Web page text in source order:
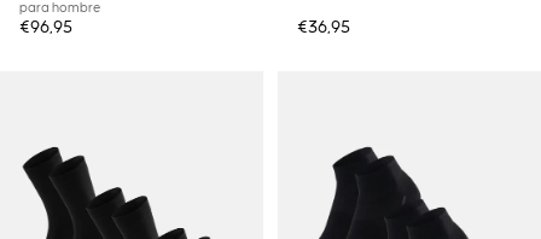
para hombre
€96,95 €36,95